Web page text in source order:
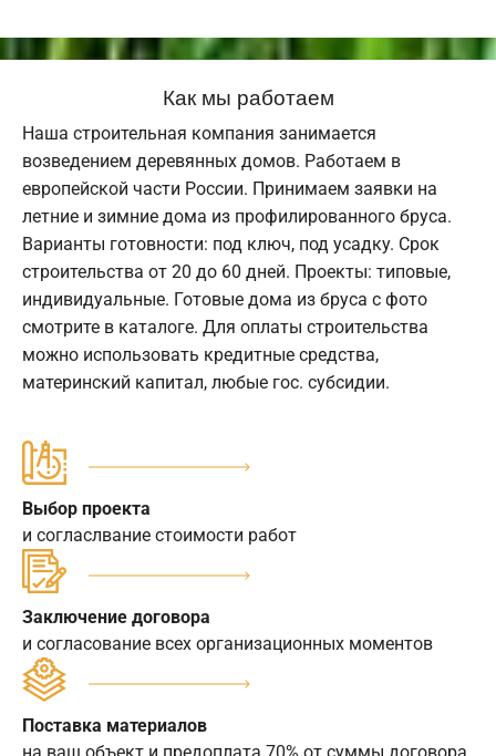
Как мы работаем
Наша строительная компания занимается
возведением деревянных домов. Работаем в
европейской части России. Принимаем заявки на
летние и зимние дома из профилированного бруса.
Варианты готовности: под ключ, под усадку. Срок
строительства от 20 до 60 дней. Проекты: типовые,
индивидуальные. Готовые дома из бруса с фото
смотрите в каталоге. Для оплаты строительства
можно использовать кредитные средства,
материнский капитал, любые гос. субсидии.
Выбор проекта
и согласлвание стоимости работ
Заключение договора
и согласование всех организационных моментов
Поставка материалов